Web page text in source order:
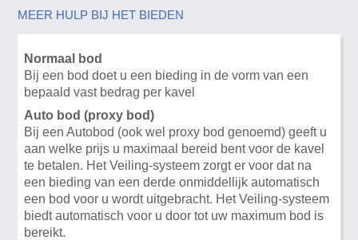
MEER HULP BIJ HET BIEDEN
Normaal bod
Bij een bod doet u een bieding in de vorm van een
bepaald vast bedrag per kavel
Auto bod (proxy bod)
Bij een Autobod (ook wel proxy bod genoemd) geeft u
aan welke prijs u maximaal bereid bent voor de kavel
te betalen. Het Veiling-systeem zorgt er voor dat na
een bieding van een derde onmiddellijk automatisch
een bod voor u wordt uitgebracht. Het Veiling-systeem
biedt automatisch voor u door tot uw maximum bod is
bereikt.